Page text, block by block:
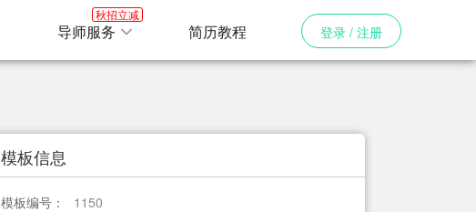
导师服务
秋招立减
简历教程 登录 / 注册
模板信息
模板编号：
1150